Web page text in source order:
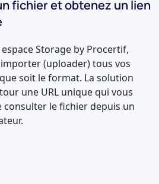
fichier et obtenez un lien
Storage by Procertif,
(uploader) tous vos
soit le format. La solution
une URL unique qui vous
consulter le fichier depuis un